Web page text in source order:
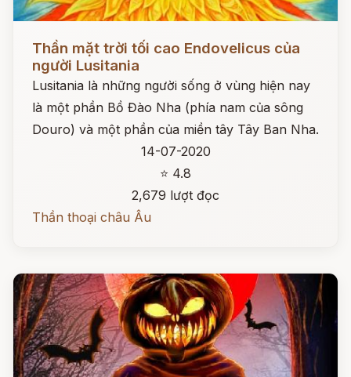
Đọc ngay
Thần mặt trời tối cao Endovelicus của
người Lusitania
Lusitania là những người sống ở vùng hiện nay
là một phần Bồ Đào Nha (phía nam của sông
Douro) và một phần của miền tây Tây Ban Nha.
14-07-2020
⭐ 4.8
2,679 lượt đọc
Thần thoại châu Âu